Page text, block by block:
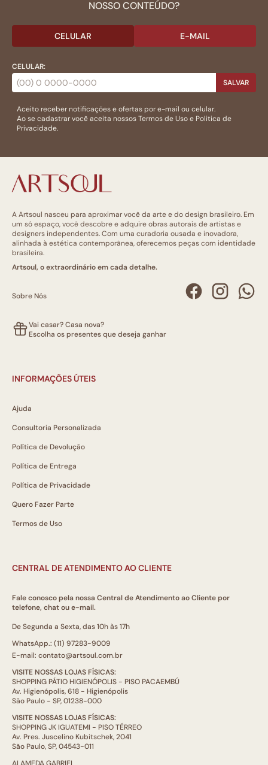
NOSSO CONTEÚDO?
CELULAR E-MAIL
CELULAR:
SALVAR
Aceito receber notificações e ofertas por e-mail ou celular.
Ao se cadastrar você aceita nossosTermos de Usoe Politica de
Privacidade.
A Artsoul nasceu para aproximar você da arte e do design brasileiro. Em
um só espaço, você descobre e adquire obras autorais de artistas e
designers independentes. Com uma curadoria ousada e inovadora,
alinhada à estética contemporânea, oferecemos peças com identidade
brasileira.
Artsoul, o extraordinário em cada detalhe.
Sobre Nós
Vai casar? Casa nova?
Escolha os presentes que deseja ganhar
INFORMAÇÕES ÚTEIS
Ajuda
Consultoria Personalizada
Política de Devolução
Política de Entrega
Política de Privacidade
Quero Fazer Parte
Termos de Uso
CENTRAL DE ATENDIMENTO AO CLIENTE
Fale conosco pela nossa Central de Atendimento ao Cliente por
telefone, chat ou e-mail.
De Segunda a Sexta, das 10h às 17h
WhatsApp.: (11) 97283-9009
E-mail: contato@artsoul.com.br
VISITE NOSSAS LOJAS FÍSICAS:
SHOPPING PÁTIO HIGIENÓPOLIS - PISO PACAEMBÚ
Av. Higienópolis, 618 - Higienópolis
São Paulo - SP, 01238-000
VISITE NOSSAS LOJAS FÍSICAS:
SHOPPING JK IGUATEMI - PISO TÉRREO
Av. Pres. Juscelino Kubitschek, 2041
São Paulo, SP, 04543-011